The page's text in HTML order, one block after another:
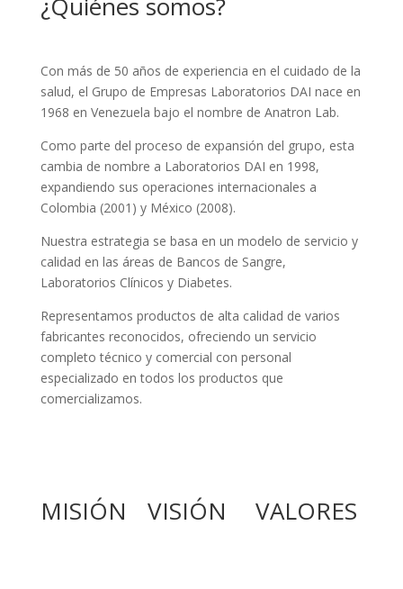
Con más de 50 años de experiencia en el cuidado de la
salud, el Grupo de Empresas Laboratorios DAI nace en
1968 en Venezuela bajo el nombre de Anatron Lab.
Como parte del proceso de expansión del grupo, esta
cambia de nombre a Laboratorios DAI en 1998,
expandiendo sus operaciones internacionales a
Colombia (2001) y México (2008).
Nuestra estrategia se basa en un modelo de servicio y
calidad en las áreas de Bancos de Sangre,
Laboratorios Clínicos y Diabetes.
Representamos productos de alta calidad de varios
fabricantes reconocidos, ofreciendo un servicio
completo técnico y comercial con personal
especializado en todos los productos que
comercializamos.
MISIÓN VISIÓN VALORES